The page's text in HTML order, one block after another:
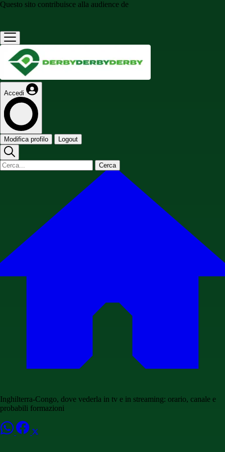
Questo sito contribuisce alla audience de
Accedi
Modifica profilo Logout
Cerca
Inghilterra-Congo, dove vederla in tv e in streaming: orario, canale e
probabili formazioni